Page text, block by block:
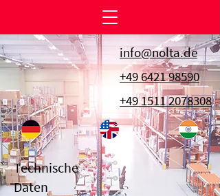
info@nolta.de
+49 6421 98590
+49 1511 2078308
Technische
Daten